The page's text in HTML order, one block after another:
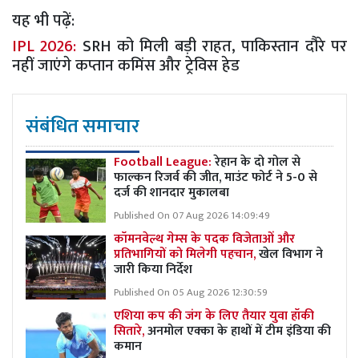
यह भी पढ़ें:
IPL 2026: SRH को मिली बड़ी राहत, पाकिस्तान दौरे पर
नहीं जाएंगे कप्तान कमिंस और ट्रेविस हेड
संबंधित समाचार
Football League:रेहान के दो गोल से
फाल्कन रिजर्व की जीत, माउंट फोर्ट ने 5-0 से
दर्ज की शानदार मुकालबा
Published On 07 Aug 2026 14:09:49
कॉमनवेल्थ गेम्स के पदक विजेताओं और
प्रतिभागियों को मिलेगी पहचान,खेल विभाग ने
जारी किया निर्देश
Published On 05 Aug 2026 12:30:59
एशिया कप की जंग के लिए तैयार युवा हॉकी
सितारे,अनमोल एक्का के हाथों में टीम इंडिया की
कमान